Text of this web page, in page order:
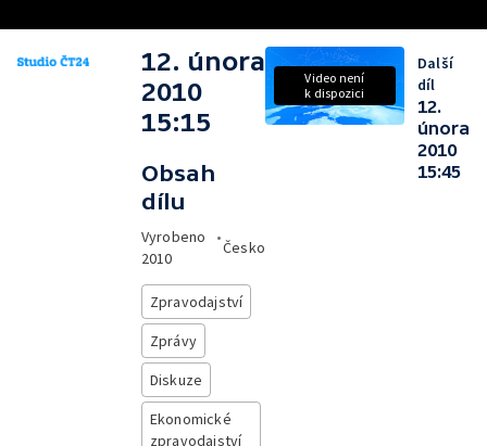
12. února
2010
15:15
Obsah
dílu
Vyrobeno
2010
•
Česko
Zpravodajství
Zprávy
Diskuze
Ekonomické
zpravodajství
Video není
k dispozici
Další
díl
12.
února
2010
15:45